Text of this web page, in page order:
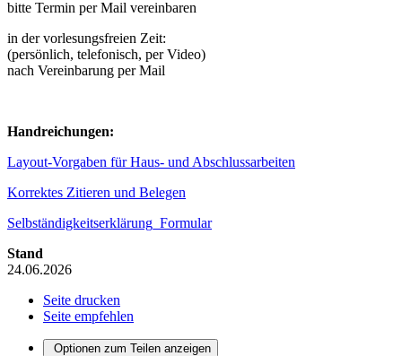
bitte Termin per Mail vereinbaren
in der vorlesungsfreien Zeit:
(persönlich, telefonisch, per Video)
nach Vereinbarung per Mail
Handreichungen:
Layout-Vorgaben für Haus- und Abschlussarbeiten
Korrektes Zitieren und Belegen
Selbständigkeitserklärung_Formular
Stand
24.06.2026
Seite drucken
Seite empfehlen
Optionen zum Teilen anzeigen